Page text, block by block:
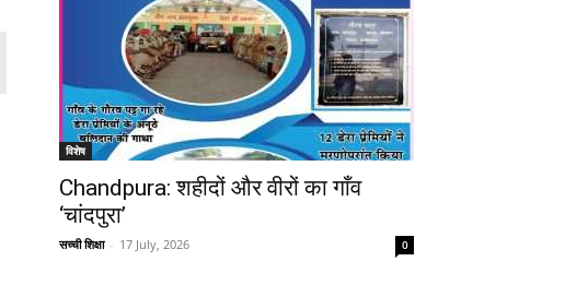
विशेष
Chandpura: शहीदों और वीरों का गाँव
‘चांदपुरा’
सच्ची शिक्षा - 17 July, 2026 0